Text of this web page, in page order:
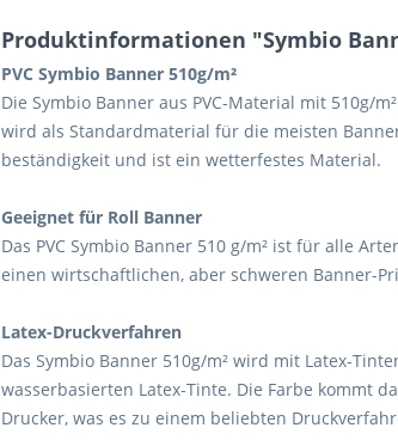
Produktinformationen "Symbio
PVC Symbio Banner 510g/m²
Die Symbio Banner aus PVC-Material mit 510g/
wird als Standardmaterial für die meisten
beständigkeit und ist ein wetterfestes Material.
Geeignet für Roll Banner
Das PVC Symbio Banner 510 g/m² ist für alle
einen wirtschaftlichen, aber schweren Banner-
Latex-Druckverfahren
Das Symbio Banner 510g/m² wird mit Latex-
wasserbasierten Latex-Tinte. Die Farbe kommt
Drucker, was es zu einem beliebten